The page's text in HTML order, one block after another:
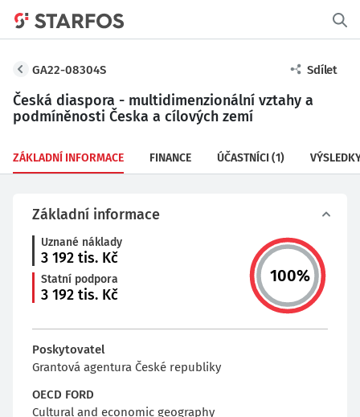
GA22-08304S Sdílet
Česká diaspora - multidimenzionální vztahy a
podmíněnosti Česka a cílových zemí
ZÁKLADNÍ INFORMACE FINANCE ÚČASTNÍCI (1)
Základní informace
Uznané náklady
3 192 tis. Kč
Statní podpora
3 192 tis. Kč
100%
Poskytovatel
Grantová agentura České republiky
OECD FORD
Cultural and economic geography